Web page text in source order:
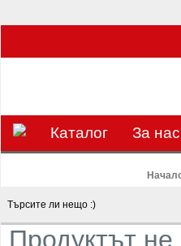
Каталог За нас
Продуктът